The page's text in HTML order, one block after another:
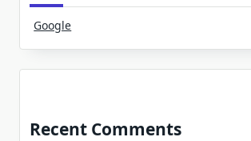
Google
Recent Comments